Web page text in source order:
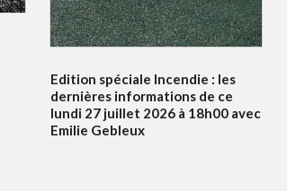
Edition spéciale Incendie : les
dernières informations de ce
lundi 27 juillet 2026 à 18h00 avec
Emilie Gebleux